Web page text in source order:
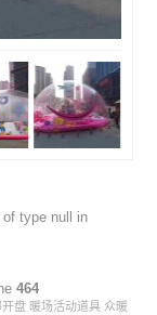
type null in
464
盘 暖场活动道具 众暖